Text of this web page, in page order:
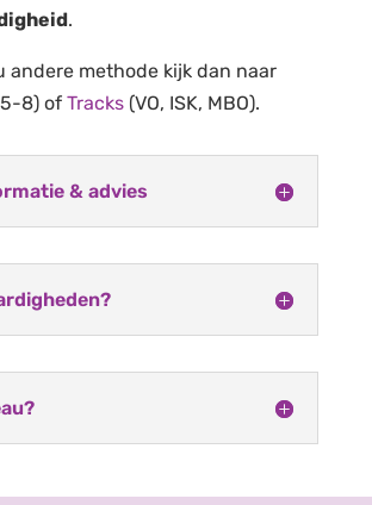
.
andere methode kijk dan naar
8) of Tracks(VO, ISK, MBO).
& advies